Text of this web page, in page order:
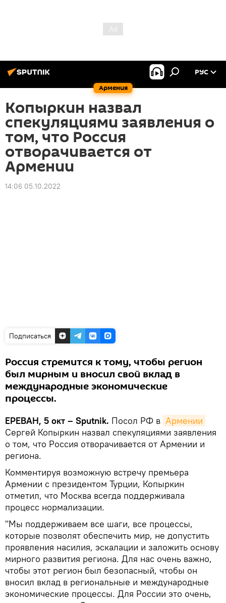
Армения
РУС
Копыркин назвал
спекуляциями заявления о
том, что Россия
отворачивается от
Армении
14:06 05.10.2022
Подписаться
Россия стремится к тому, чтобы регион
был мирным и вносил свой вклад в
международные экономические
процессы.
ЕРЕВАН, 5 окт – Sputnik. Посол РФ в Армении
Сергей Копыркин назвал спекуляциями заявления
о том, что Россия отворачивается от Армении и
региона.
Комментируя возможную встречу премьера
Армении с президентом Турции, Копыркин
отметил, что Москва всегда поддерживала
процесс нормализации.
"Мы поддерживаем все шаги, все процессы,
которые позволят обеспечить мир, не допустить
проявления насилия, эскалации и заложить основу
мирного развития региона. Для нас очень важно,
чтобы этот регион был безопасный, чтобы он
вносил вклад в региональные и международные
экономические процессы. Для России это очень,